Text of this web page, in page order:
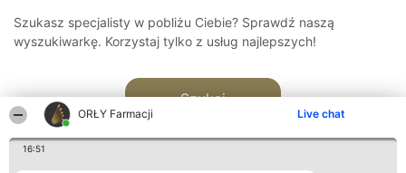
ORŁY Farmacji Live chat
16:51
Szukasz specjalisty w pobliżu Ciebie? Sprawdź naszą
wyszukiwarkę. Korzystaj tylko z usług najlepszych!
Szukaj